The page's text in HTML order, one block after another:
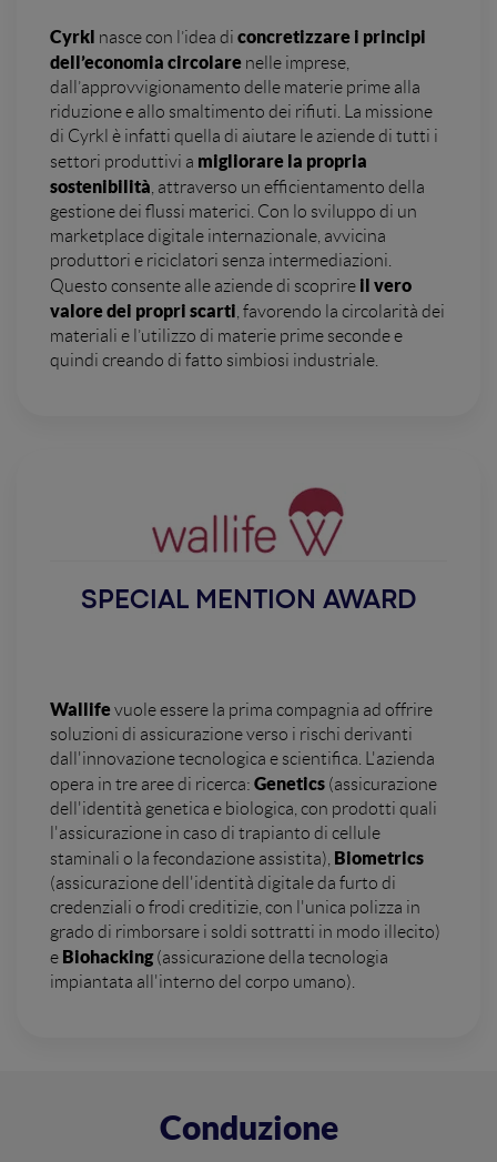
Cyrkl nasce con l’idea di concretizzare i principi
dell’economia circolare nelle imprese,
dall’approvvigionamento delle materie prime alla
riduzione e allo smaltimento dei rifiuti. La missione
di Cyrkl è infatti quella di aiutare le aziende di tutti i
settori produttivi a migliorare la propria
sostenibilità , attraverso un efficientamento della
gestione dei flussi materici. Con lo sviluppo di un
marketplace digitale internazionale, avvicina
produttori e riciclatori senza intermediazioni.
Questo consente alle aziende di scoprire il vero
valore dei propri scarti , favorendo la circolarità dei
materiali e l’utilizzo di materie prime seconde e
quindi creando di fatto simbiosi industriale.
SPECIAL MENTION AWARD
Wallifevuole essere la prima compagnia ad offrire
soluzioni di assicurazione verso i rischi derivanti
dall'innovazione tecnologica e scientifica. L'azienda
opera in tre aree di ricerca: Genetics (assicurazione
dell'identità genetica e biologica, con prodotti quali
l'assicurazione in caso di trapianto di cellule
staminali o la fecondazione assistita), Biometrics
(assicurazione dell'identità digitale da furto di
credenziali o frodi creditizie, con l'unica polizza in
grado di rimborsare i soldi sottratti in modo illecito)
e Biohacking(assicurazione della tecnologia
impiantata all'interno del corpo umano).
Conduzione